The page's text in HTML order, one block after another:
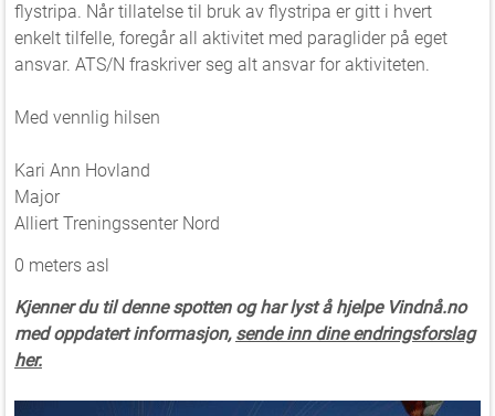
flystripa. Når tillatelse til bruk av flystripa er gitt i hvert
enkelt tilfelle, foregår all aktivitet med paraglider på eget
ansvar. ATS/N fraskriver seg alt ansvar for aktiviteten.
Med vennlig hilsen
Kari Ann Hovland
Major
Alliert Treningssenter Nord
0 meters asl
Kjenner du til denne spotten og har lyst å hjelpe Vindnå.no
med oppdatert informasjon, sende inn dine endringsforslag
her.